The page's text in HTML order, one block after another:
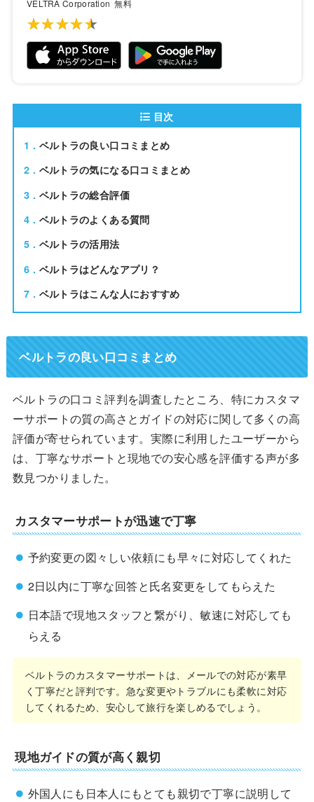
VELTRA Corporation 無料
★★★★★
★★★★★
目次
1
ベルトラの良い口コミまとめ
2
ベルトラの気になる口コミまとめ
3
ベルトラの総合評価
4
ベルトラのよくある質問
5
ベルトラの活用法
6
ベルトラはどんなアプリ？
7
ベルトラはこんな人におすすめ
ベルトラの良い口コミまとめ
ベルトラの口コミ評判を調査したところ、特にカスタマ
ーサポートの質の高さとガイドの対応に関して多くの高
評価が寄せられています。実際に利用したユーザーから
は、丁寧なサポートと現地での安心感を評価する声が多
数見つかりました。
カスタマーサポートが迅速で丁寧
予約変更の図々しい依頼にも早々に対応してくれた
2日以内に丁寧な回答と氏名変更をしてもらえた
日本語で現地スタッフと繋がり、敏速に対応しても
らえる
ベルトラのカスタマーサポートは、メールでの対応が素早
く丁寧だと評判です。急な変更やトラブルにも柔軟に対応
してくれるため、安心して旅行を楽しめるでしょう。
現地ガイドの質が高く親切
外国人にも日本人にもとても親切で丁寧に説明して